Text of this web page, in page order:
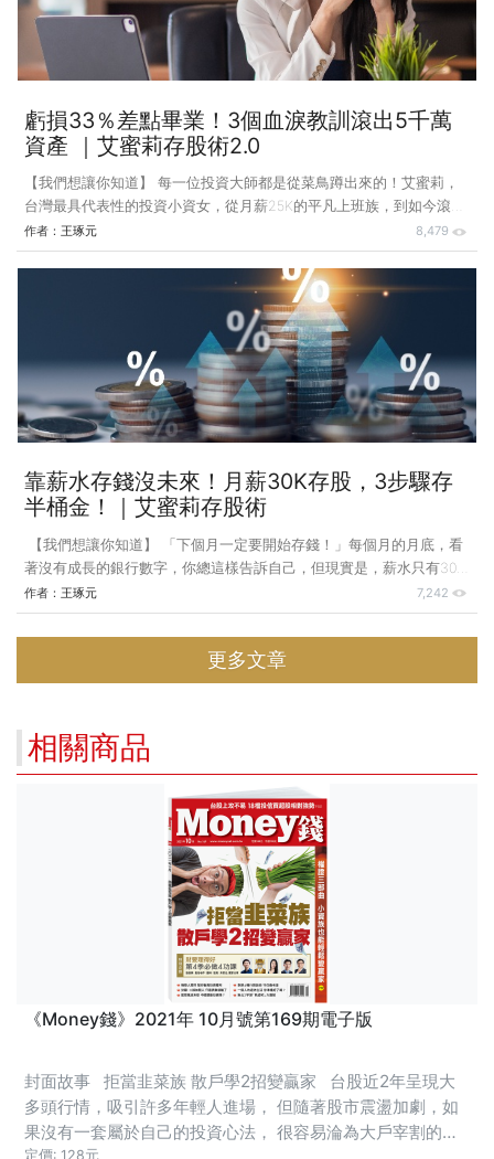
的「能力圈」開始 能力
虧損33％差點畢業！3個血淚教訓滾出5千萬
資產 ｜艾蜜莉存股術2.0
【我們想讓你知道】 每一位投資大師都是從菜鳥蹲出來的！艾蜜莉，
台灣最具代表性的投資小資女，從月薪25K的平凡上班族，到如今滾出
5000萬資產的存股專家。本篇我們將從她投資生涯早期曾經犯錯的真
實故事中，學習如何避開專家曾走過的彎路，幫助我們往財務自由的路
上更進一步。 (內文部分整理自《艾蜜莉存股術2.0》) 人生第一筆存
股交易就大賺100% 2008年的金融海嘯，對許多人而言是一場災難，
但艾蜜莉卻從中找到了投資的契機。她以存股的原則買入矽品
（2325），這是一家財務穩健、基礎紮實的企業，最終成功在股價翻
倍後成功出場。
作者： 王琢元 8,479
靠薪水存錢沒未來！月薪30K存股，3步驟存
半桶金！｜艾蜜莉存股術
​ 【我們想讓你知道】 「下個月一定要開始存錢！」每個月的月底，看
著沒有成長的銀行數字，你總這樣告訴自己，但現實是，薪水只有30
幾K，每個月扣掉房租、水電、手機費和三餐，所剩無幾... 你是否覺
得：賺得辛苦，錢卻留不住，想投資又覺得沒錢、投資沒意義。然而，
沒錢你更要開始行動，只要願意，人人都能透過存股幫自己加薪、打造
第2份收入！ (內文部分整理自《艾蜜莉存股術2.0》) 開源，從定期定
額存股開始 引用《艾蜜莉存股術2.0》一個很簡單的比喻： 水缸：你的
作者： 王琢元 7,242
更多文章
相關商品
《Money錢》2021年 10月號第169期電子版
封面故事 拒當韭菜族 散戶學2招變贏家 台股近2年呈現大
多頭行情，吸引許多年輕人進場， 但隨著股市震盪加劇，如
果沒有一套屬於自己的投資心法， 很容易淪為大戶宰割的
定價: 128元